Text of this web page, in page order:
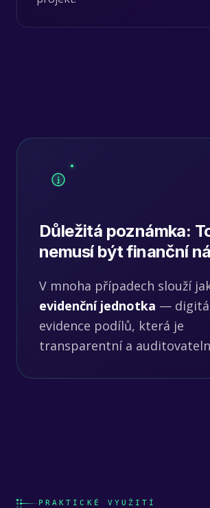
Důležitá poznámka:
nemusí být finanční
V mnoha případech slouží
evidenční jednotka —
evidence podílů, která je
transparentní a
PRAKTICKÉ VYUŽITÍ